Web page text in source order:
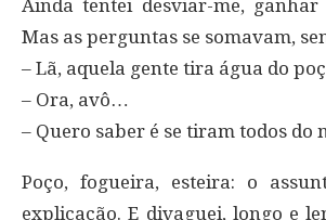
Ainda tentei desviar-me,
Mas as perguntas se somavam,
– Lã, aquela gente tira água do
– Ora, avô…
– Quero saber é se tiram todos do
Poço, fogueira, esteira: o
explicação. E divaguei, longo e